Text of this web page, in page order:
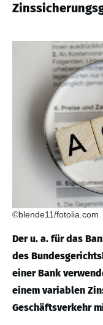
©blende11/fotolia.com
Der u. a. für das
des
einer Bank
einem variablen
Geschäftsverkehr